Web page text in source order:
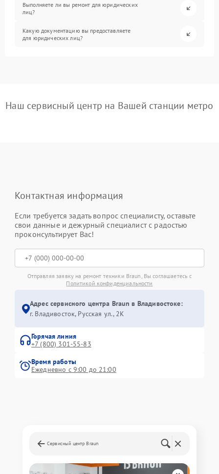
Выполняете ли вы ремонт для юридических
лиц?
Какую документацию вы предоставляете
для юридических лиц?
Наш сервисный центр на Вашей станции метро
Контактная информация
Если требуется задать вопрос специалисту, оставьте
свои данные и дежурный специалист с радостью
проконсультирует Вас!
Отправляя заявку на ремонт техники Braun, Вы соглашаетесь с
Политикой конфиденциальности
Адрес сервисного центра Braun в Владивостоке:
г. Владивосток, Русская ул., 2К
Горячая линия
+7 (800) 301-55-83
Время работы
Ежедневно с 9:00 до 21:00
Сервисный центр Braun